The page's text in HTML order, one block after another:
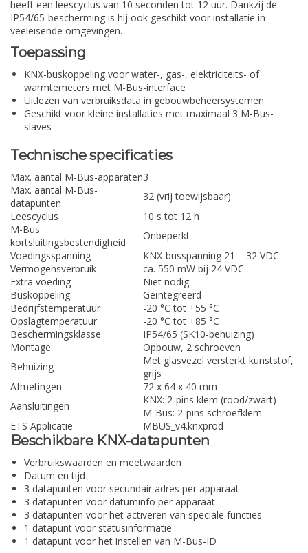
heeft een leescyclus van 10 seconden tot 12 uur. Dankzij de
IP54/65-bescherming is hij ook geschikt voor installatie in
veeleisende omgevingen.
Toepassing
KNX-buskoppeling voor water-, gas-, elektriciteits- of
warmtemeters met M-Bus-interface
Uitlezen van verbruiksdata in gebouwbeheersystemen
Geschikt voor kleine installaties met maximaal 3 M-Bus-
slaves
Technische specificaties
Max. aantal M-Bus-apparaten3
Max. aantal M-Bus-
datapunten
32 (vrij toewijsbaar)
Leescyclus
10 s tot 12 h
M-Bus
kortsluitingsbestendigheid
Onbeperkt
Voedingsspanning
KNX-busspanning 21 – 32 VDC
Vermogensverbruik
ca. 550 mW bij 24 VDC
Extra voeding
Niet nodig
Buskoppeling
Geïntegreerd
Bedrijfstemperatuur
-20 °C tot +55 °C
Opslagtemperatuur
-20 °C tot +85 °C
Beschermingsklasse
IP54/65 (SK10-behuizing)
Montage
Opbouw, 2 schroeven
Behuizing
Met glasvezel versterkt kunststof,
grijs
Afmetingen
72 x 64 x 40 mm
Aansluitingen
KNX: 2-pins klem (rood/zwart)
M-Bus: 2-pins schroefklem
ETS Applicatie
MBUS_v4.knxprod
Beschikbare KNX-datapunten
Verbruikswaarden en meetwaarden
Datum en tijd
3 datapunten voor secundair adres per apparaat
3 datapunten voor datuminfo per apparaat
3 datapunten voor het activeren van speciale functies
1 datapunt voor statusinformatie
1 datapunt voor het instellen van M-Bus-ID